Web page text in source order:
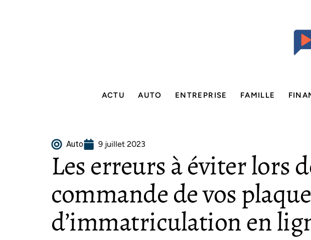
ACTU AUTO ENTREPRISE FAMILLE
Auto 9 juillet 2023
Les erreurs à éviter lors
commande de vos
d’immatriculation en